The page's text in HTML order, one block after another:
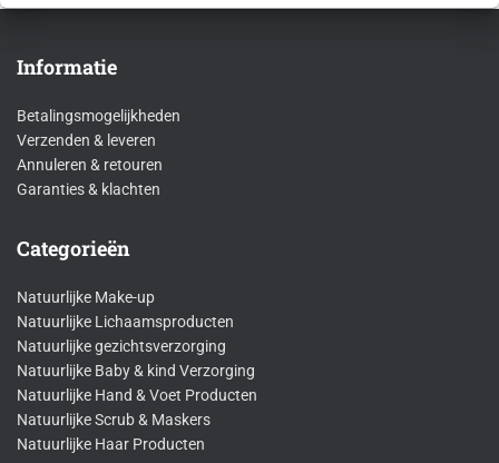
tot
Informatie
Betalingsmogelijkheden
Verzenden & leveren
Annuleren & retouren
Garanties & klachten
Categorieën
Natuurlijke Make-up
Natuurlijke Lichaamsproducten
Natuurlijke gezichtsverzorging
Natuurlijke Baby & kind Verzorging
Natuurlijke Hand & Voet Producten
Natuurlijke Scrub & Maskers
Natuurlijke Haar Producten